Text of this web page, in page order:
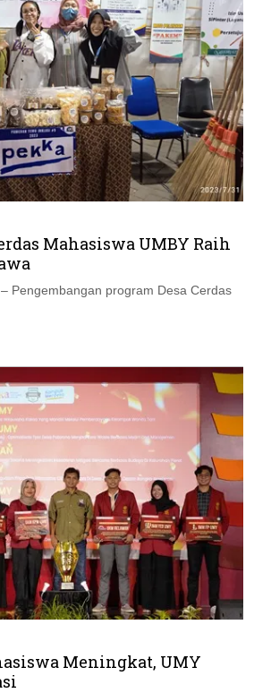
Mahasiswa UMBY Raih
Pengembangan program Desa Cerdas
Meningkat, UMY